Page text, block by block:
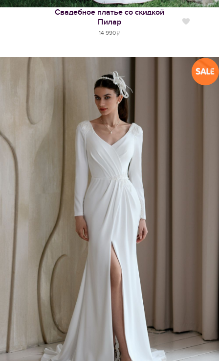
Свадебное платье со скидкой
Пилар
14 990